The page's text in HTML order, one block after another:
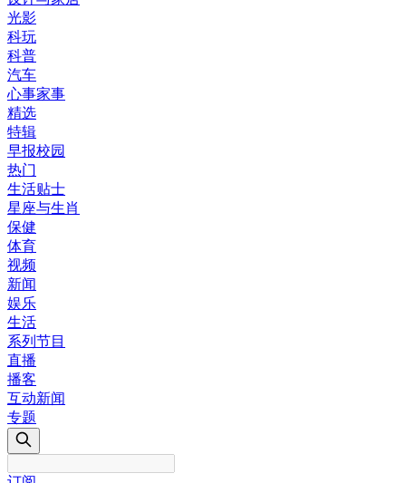
光影
科玩
科普
汽车
心事家事
精选
特辑
早报校园
热门
生活贴士
星座与生肖
保健
体育
视频
新闻
娱乐
生活
系列节目
直播
播客
互动新闻
专题